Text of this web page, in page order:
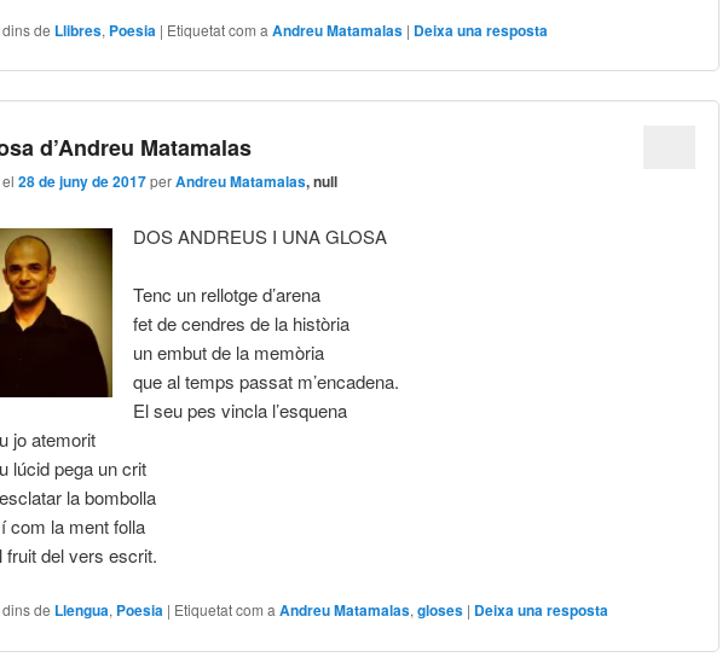
de Llibres, Poesia | Etiquetat com a Andreu Matamalas | Deixa una resposta
d’Andreu Matamalas
el28 de juny de 2017perAndreu Matamalas, null
DOS ANDREUS I UNA GLOSA
Tenc un rellotge d’arena
fet de cendres de la història
un embut de la memòria
que al temps passat m’encadena.
El seu pes vincla l’esquena
jo atemorit
lúcid pega un crit
la bombolla
com la ment folla
fruit del vers escrit.
de Llengua, Poesia | Etiquetat com a Andreu Matamalas,gloses | Deixa una resposta